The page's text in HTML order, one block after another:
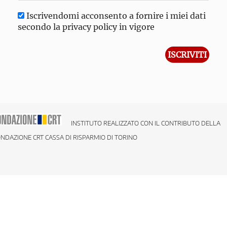
Iscrivendomi acconsento a fornire i miei dati
secondo la privacy policy in vigore
INSTITUTO REALIZZATO CON IL CONTRIBUTO DELLA
CRT CASSA DI RISPARMIO DI TORINO